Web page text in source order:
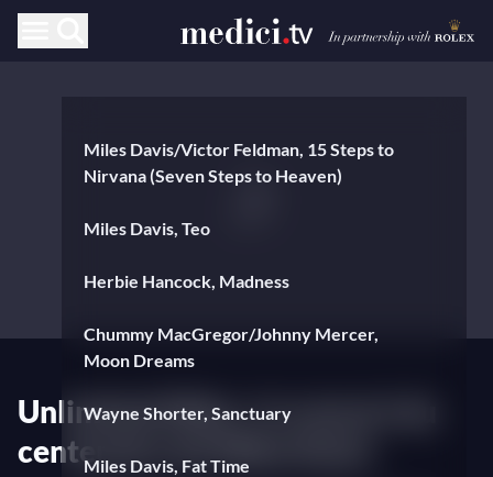
Miles Davis/Victor Feldman, 15 Steps to
Nirvana (Seven Steps to Heaven)
Miles Davis, Teo
Herbie Hancock, Madness
Chummy MacGregor/Johnny Mercer,
Moon Dreams
Wayne Shorter, Sanctuary
Miles Davis, Fat Time
Unlimited Miles : le concert du
centenaire de Miles Davis